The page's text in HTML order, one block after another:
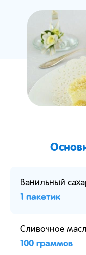
Ванильный
1 пакетик
Сливочное
100 граммов